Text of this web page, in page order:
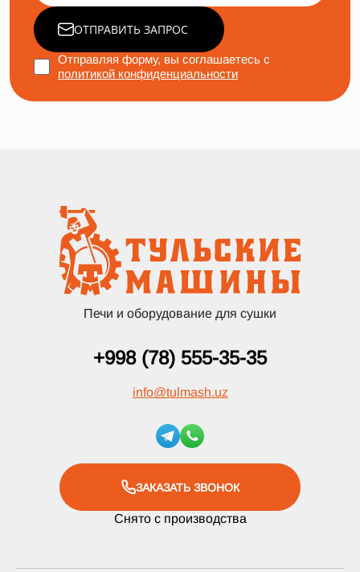
ОТПРАВИТЬ ЗАПРОС
Отправляя форму, вы соглашаетесь с
политикой конфиденциальности
Печи и оборудование для сушки
+998 (78) 555-35-35
info@tulmash.uz
ЗАКАЗАТЬ ЗВОНОК
Снято с производства